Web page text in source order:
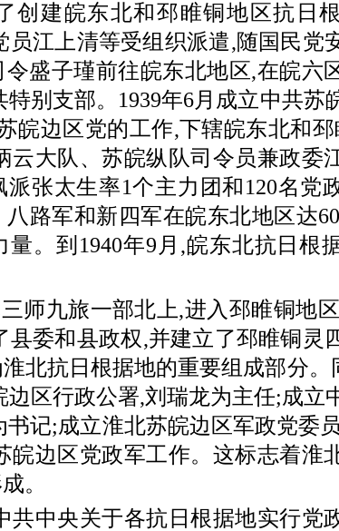
创建皖东北和邳睢铜地区抗日
员江上清等受组织派遣,随国民党
盛子瑾前往皖东北地区,在皖六
别支部。1939年6月成立中共苏
皖边区党的工作,下辖皖东北和
云大队、苏皖纵队司令员兼政委
张太生率1个主力团和120名党
路军和新四军在皖东北地区达
量。到1940年9月,皖东北抗日根
九旅一部北上,进入邳睢铜地
县委和县政权,并建立了邳睢铜灵
北抗日根据地的重要组成部分。
区行政公署,刘瑞龙为主任;成立
记;成立淮北苏皖边区军政党委
皖边区党政军工作。这标志着淮
。
中央关于各抗日根据地实行党